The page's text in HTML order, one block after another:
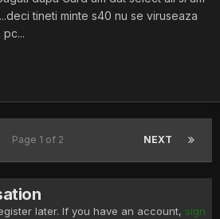
tineti minte s40 nu se viruseaza
NEXT
Page 1 of 2
later. If you have an account, sign